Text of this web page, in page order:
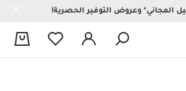
المجاني* وعروض التوفير الحصرية!